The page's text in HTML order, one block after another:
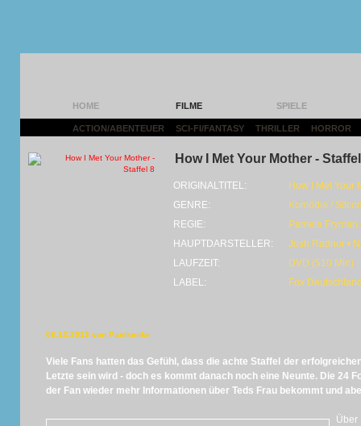
HOME FILME SPIELE
ACTION/ABENTEUER SCI-FI/FANTASY THRILLER HORROR
How I Met Your Mother -
ORIGINALTITEL:
How I Met Your
GENRE:
Komödie /
REGIE:
Pamela Fryman
HAUPTDARSTELLER:
Josh Radnor •
LAUFZEIT:
DVD (510 Min)
LABEL:
Fox
08.12.2013 von Panikmike
Viele Fans hatten das Gefühl, dass die achte Staffel der
Letzte sein wird - doch es kommt danach noch eine Neunte. Die 24
der Fan wieder mehr Informationen über Teds Frau bekommt und